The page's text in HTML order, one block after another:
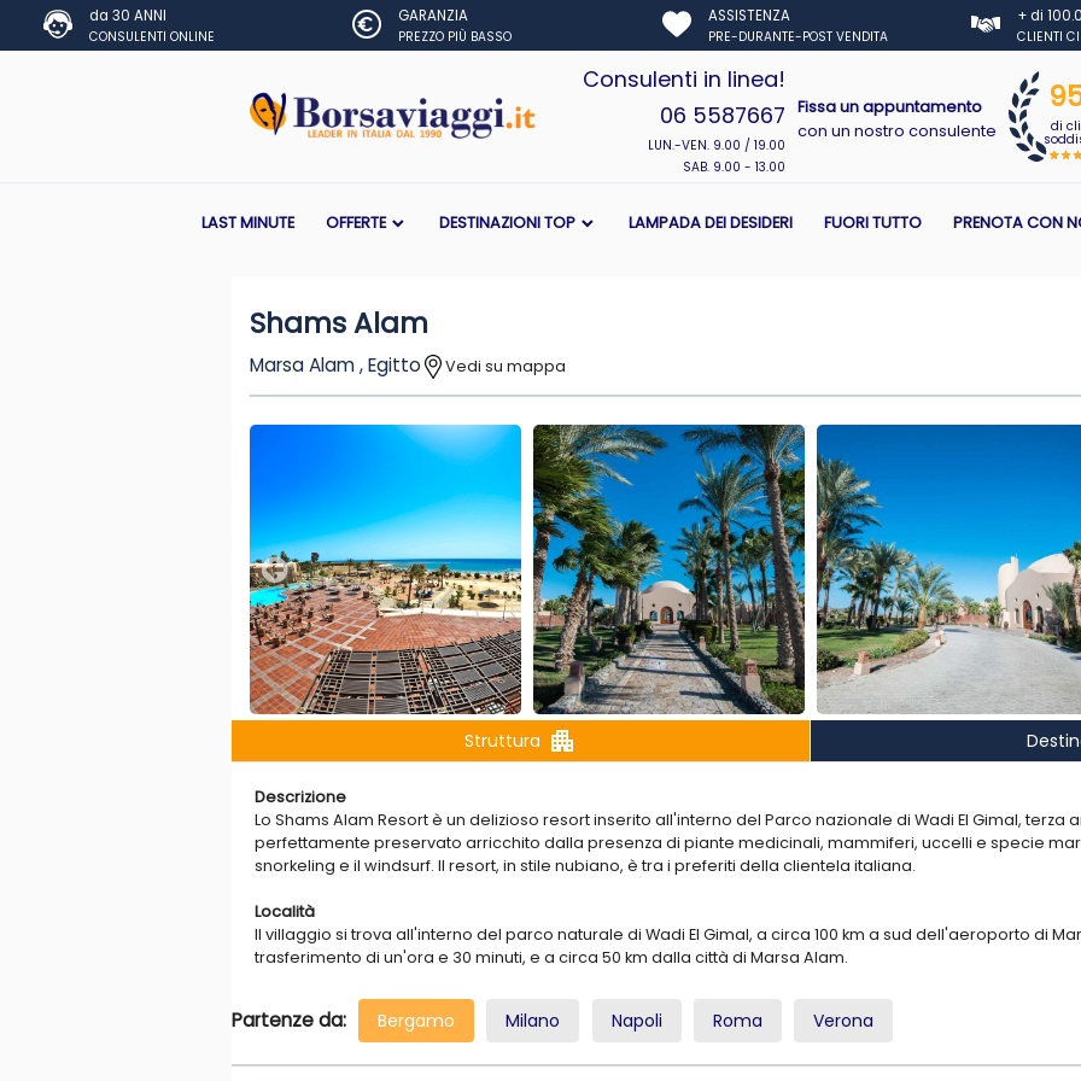
da 30 ANNI
CONSULENTI ONLINE
GARANZIA
PREZZO PIÙ BASSO
ASSISTENZA
PRE-DURANTE-POST VENDITA
+ di
CLIENTI
Consulenti in linea!
06 5587667
LUN.-VEN. 9.00 / 19.00
SAB. 9.00 - 13.00
Fissa un appuntamento
con un nostro consulente
di
LAST MINUTE OFFERTE DESTINAZIONI TOP LAMPADA DEI DESIDERI FUORI TUTTO PRENOTA CON
Shams Alam
Marsa Alam , Egitto Vedi su mappa
Struttura apartment
Descrizione
Lo Shams Alam Resort è un delizioso resort inserito all'interno del Parco nazionale di Wadi El Gimal,
perfettamente preservato arricchito dalla presenza di piante medicinali, mammiferi, uccelli e specie
snorkeling e il windsurf. Il resort, in stile nubiano, è tra i preferiti della clientela italiana.
Località
Il villaggio si trova all'interno del parco naturale di Wadi El Gimal, a circa 100 km a sud dell'aeroporto di
trasferimento di un'ora e 30 minuti, e a circa 50 km dalla città di Marsa Alam.
La struttura si affaccia su una lunga spiaggia privata attrezzata con lettini e ombrelloni, dove l'accesso al
barriera corallina sono facilitati da un'ampia laguna sabbiosa, che consente di raggiungere i punti più
boccaglio, anche senza l'ausilio delle scarpette di gomma. La barriera corallina in questo tratto di mare
Partenze da: Bergamo Milano Napoli Roma Verona